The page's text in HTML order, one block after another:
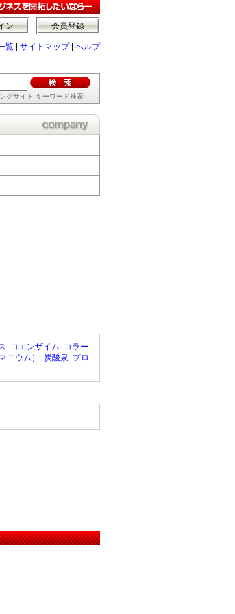
会員登録
ン
覧 サイトマップ| ヘルプ
グサイト キーワード検索
コエンザイム コラー
ニウム） 炭酸泉 プロ